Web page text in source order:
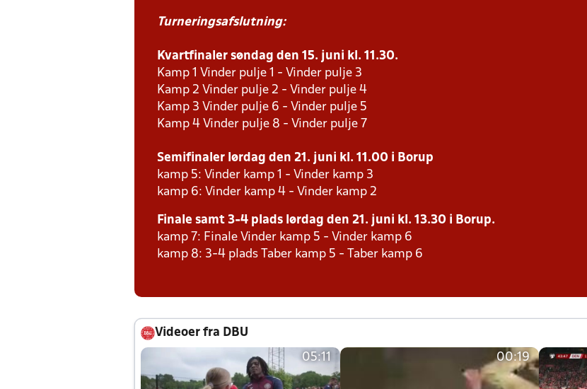
Turneringsafslutning:
Kvartfinaler søndag den 15. juni kl. 11.30.
Kamp 1 Vinder pulje 1 - Vinder pulje 3
Kamp 2 Vinder pulje 2 - Vinder pulje 4
Kamp 3 Vinder pulje 6 - Vinder pulje 5
Kamp 4 Vinder pulje 8 - Vinder pulje 7
Semifinaler lørdag den 21. juni kl. 11.00 i Borup
kamp 5: Vinder kamp 1 - Vinder kamp 3
kamp 6: Vinder kamp 4 - Vinder kamp 2
Finale samt 3-4 plads lørdag den 21. juni kl. 13.30 i Borup.
kamp 7: Finale Vinder kamp 5 - Vinder kamp 6
kamp 8: 3-4 plads Taber kamp 5 - Taber kamp 6
Videoer fra DBU
05:11 00:19